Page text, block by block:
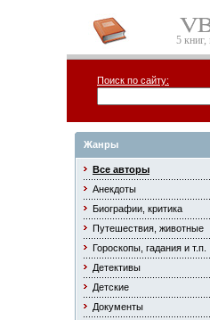
5 книг,
Поиск по сайту:
Жанры
Все авторы
Анекдоты
Биографии, критика
Путешествия, животные
Гороскопы, гадания и т.п.
Детективы
Детские
Документы